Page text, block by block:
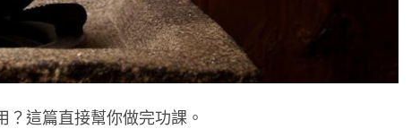
這篇直接幫你做完功課。